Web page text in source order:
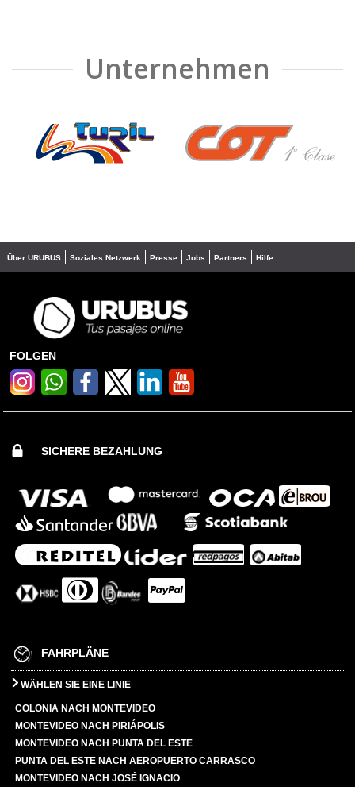
Unternehmen
❮ ❯
Über URUBUS Soziales Netzwerk Presse Jobs Partners Hilfe
FOLGEN
SICHERE BEZAHLUNG
FAHRPLÄNE
WÄHLEN SIE EINE LINIE
COLONIA NACH MONTEVIDEO
MONTEVIDEO NACH PIRIÁPOLIS
MONTEVIDEO NACH PUNTA DEL ESTE
PUNTA DEL ESTE NACH AEROPUERTO CARRASCO
MONTEVIDEO NACH JOSÉ IGNACIO